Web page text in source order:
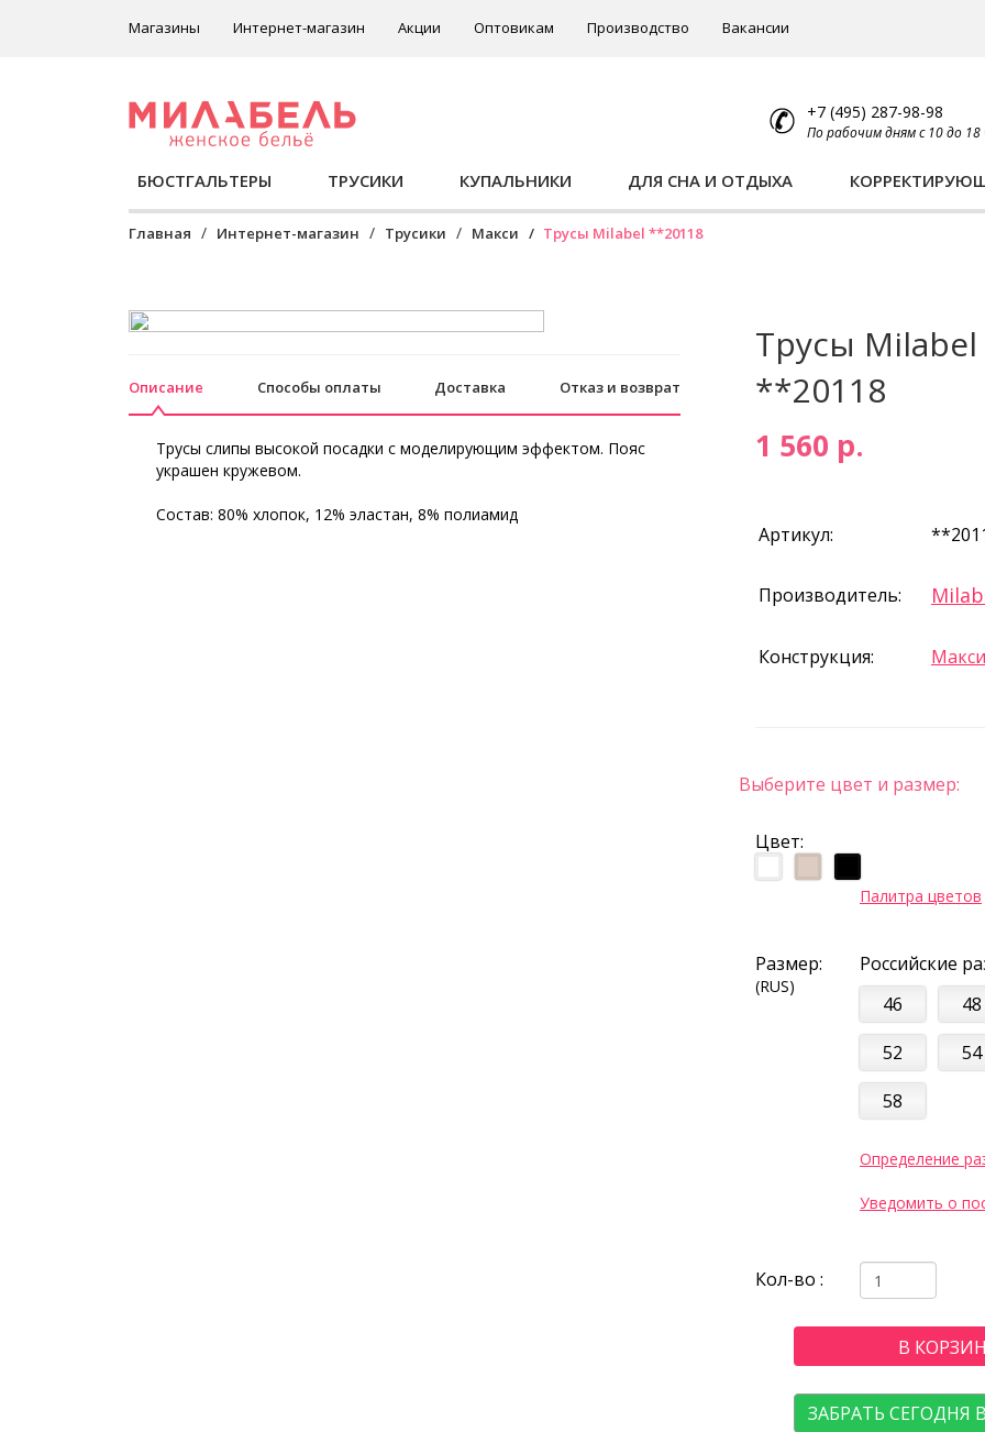
Магазины Интернет-магазин Акции Оптовикам Производство Вакансии
+7 (495) 287-98-98
По рабочим дням с 10 до 18
БЮСТГАЛЬТЕРЫ ТРУСИКИ КУПАЛЬНИКИ ДЛЯ СНА И ОТДЫХА
Главная Интернет-магазин Трусики Макси Трусы Milabel **20118
Описание Способы оплаты Доставка Отказ и возврат
Трусы слипы высокой посадки с моделирующим эффектом. Пояс
украшен кружевом.
Состав: 80% хлопок, 12% эластан, 8% полиамид
Трусы Milabel
**20118
1 560 р.
Артикул:
Производитель:
Конструкция: Макси
Выберите цвет и размер:
Цвет:
Палитра цветов
Размер:
(RUS)
Российские
46
48
52
54
58
Определение
Уведомить о
Кол-во :
В
ЗАБРАТЬ СЕГОДНЯ